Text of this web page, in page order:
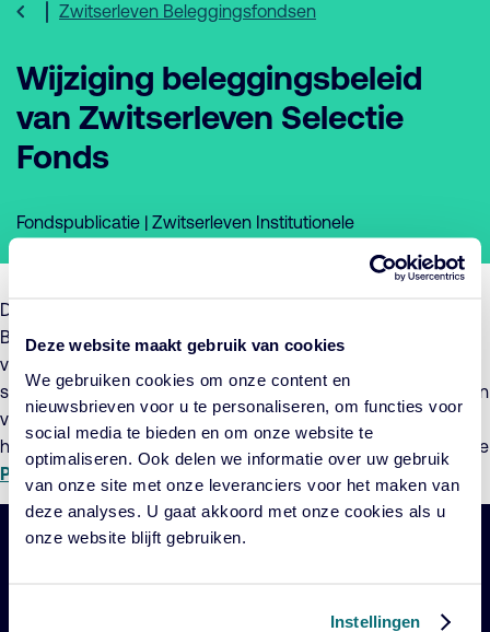
Deze website maakt gebruik van cookies
We gebruiken cookies om onze content en
nieuwsbrieven voor u te personaliseren, om functies voor
social media te bieden en om onze website te
optimaliseren. Ook delen we informatie over uw gebruik
van onze site met onze leveranciers voor het maken van
deze analyses. U gaat akkoord met onze cookies als u
onze website blijft gebruiken.
Instellingen
Zwitserleven Beleggingsfondsen
Wijziging beleggingsbeleid
van Zwitserleven Selectie
Fonds
Fondspublicatie | Zwitserleven Institutionele
De Beheerder van Zwitserleven Institutionele
Beleggingfondsen, maakt hierbij het voornemen bekend de
voorwaarden per 27 augustus 2024 te zullen wijzigen van het
subfonds Zwitserleven Selectie Fonds. De wijziging betreft een
verandering van het beleggingsbeleid. Voor meer informatie
hierover verwijzen wij u naar de
en het bijgewerkte
Prospectus